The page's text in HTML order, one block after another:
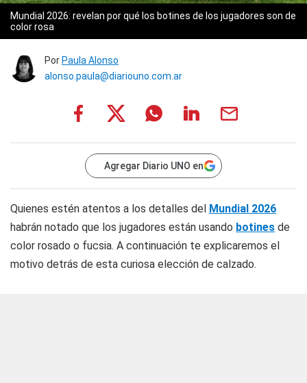
Mundial 2026: revelan por qué los botines de los jugadores son de
color rosa
Por Paula Alonso
alonso.paula@diariouno.com.ar
Agregar Diario UNO en
Quienes estén atentos a los detalles del Mundial 2026
habrán notado que los jugadores están usando botines de
color rosado o fucsia. A continuación te explicaremos el
motivo detrás de esta curiosa elección de calzado.